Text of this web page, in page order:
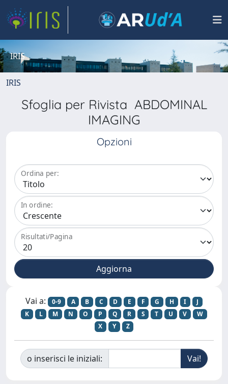
IRIS
IRIS
Sfoglia per Rivista ABDOMINAL
IMAGING
Opzioni
Ordina per:
In ordine:
Risultati/Pagina
Vai a: 0-9 A B C D E F G H I
J
K
L M N O P Q R S T U V
W
X
Y Z
o inserisci le iniziali: